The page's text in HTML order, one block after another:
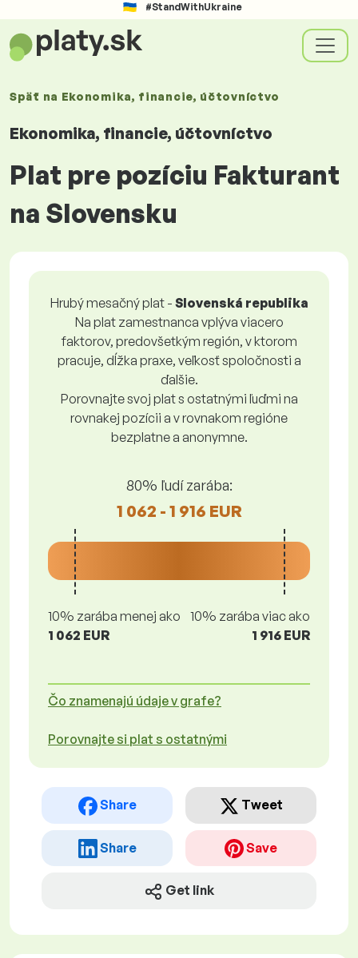
#StandWithUkraine
Späť na Ekonomika, financie, účtovníctvo
Ekonomika, financie, účtovníctvo
Plat pre pozíciu Fakturant
na Slovensku
Hrubý mesačný plat - Slovenská republika
Na plat zamestnanca vplýva viacero
faktorov, predovšetkým región, v ktorom
pracuje, dĺžka praxe, veľkosť spoločnosti a
ďalšie.
Porovnajte svoj plat s ostatnými ľuďmi na
rovnakej pozícii a v rovnakom regióne
bezplatne a anonymne.
80% ľudí zarába:
1 062 - 1 916 EUR
10% zarába menej ako
1 062 EUR
10% zarába viac ako
1 916 EUR
Čo znamenajú údaje v grafe?
Porovnajte si plat s ostatnými
Share Tweet
Share Save
Get link